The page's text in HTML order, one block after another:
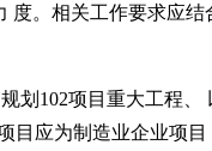
。相关工作要求应
划102项目重大工程
应为制造业企业项